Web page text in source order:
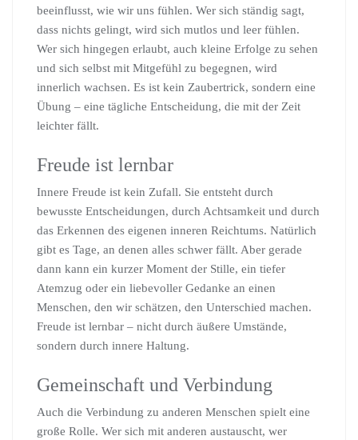
beeinflusst, wie wir uns fühlen. Wer sich ständig sagt,
dass nichts gelingt, wird sich mutlos und leer fühlen.
Wer sich hingegen erlaubt, auch kleine Erfolge zu sehen
und sich selbst mit Mitgefühl zu begegnen, wird
innerlich wachsen. Es ist kein Zaubertrick, sondern eine
Übung – eine tägliche Entscheidung, die mit der Zeit
leichter fällt.
Freude ist lernbar
Innere Freude ist kein Zufall. Sie entsteht durch
bewusste Entscheidungen, durch Achtsamkeit und durch
das Erkennen des eigenen inneren Reichtums. Natürlich
gibt es Tage, an denen alles schwer fällt. Aber gerade
dann kann ein kurzer Moment der Stille, ein tiefer
Atemzug oder ein liebevoller Gedanke an einen
Menschen, den wir schätzen, den Unterschied machen.
Freude ist lernbar – nicht durch äußere Umstände,
sondern durch innere Haltung.
Gemeinschaft und Verbindung
Auch die Verbindung zu anderen Menschen spielt eine
große Rolle. Wer sich mit anderen austauscht, wer